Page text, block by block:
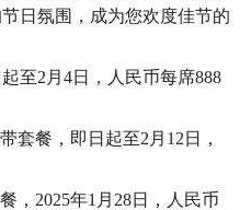
日氛围，成为您欢度佳节的
至2月4日，人民币每席888
套餐，即日起至2月12日，
，2025年1月28日，人民币